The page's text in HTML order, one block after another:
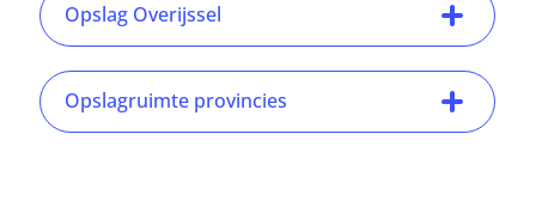
Opslag Overijssel
Opslagruimte provincies